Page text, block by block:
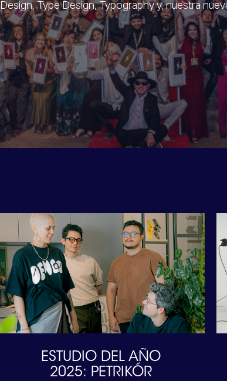
Type Design, Typography y, nuestra
ESTUDIO DEL AÑO
2025: PETRIKÓR